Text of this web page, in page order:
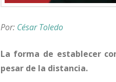
Por: César Toledo
La forma de establecer
pesar de la distancia.